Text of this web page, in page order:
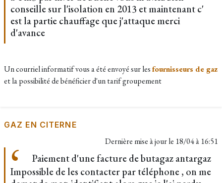
conseille sur l'isolation en 2013 et maintenant c'
est la partie chauffage que j'attaque merci
d'avance
Un courriel informatif vous a été envoyé sur lesfournisseurs de gaz
et la possibilité de bénéficier d'un tarif groupement
GAZ EN CITERNE
Dernière mise à jour le 18/04 à 16:51
Paiement d'une facture de butagaz antargaz
Impossible de les contacter par téléphone , on me